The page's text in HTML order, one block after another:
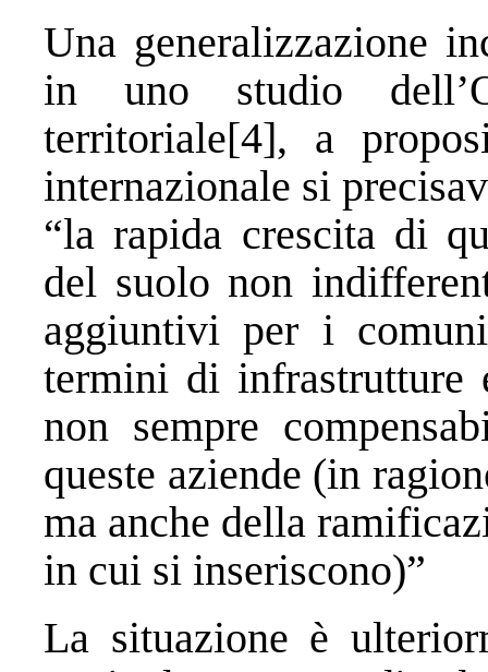
Una generalizzazione
in uno studio
territoriale[4], a
internazionale si
“la rapida crescita di
del suolo non
aggiuntivi per i
termini di infrastrutture
non sempre
queste aziende (in
ma anche della
in cui si inseriscono)”
La situazione è